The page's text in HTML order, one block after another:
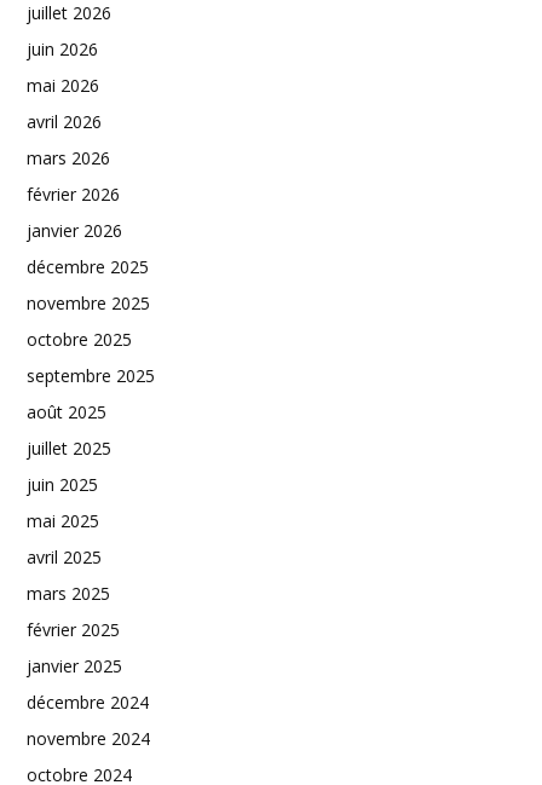
juillet 2026
juin 2026
mai 2026
avril 2026
mars 2026
février 2026
janvier 2026
décembre 2025
novembre 2025
octobre 2025
septembre 2025
août 2025
juillet 2025
juin 2025
mai 2025
avril 2025
mars 2025
février 2025
janvier 2025
décembre 2024
novembre 2024
octobre 2024